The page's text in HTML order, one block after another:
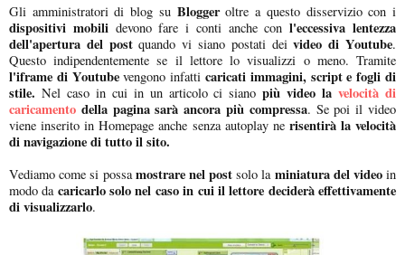
Gli amministratori di blog suBloggeroltre a questo disservizio con i
dispositivi mobilidevono fare i conti anche con l'eccessiva lentezza
dell'apertura del postquando vi siano postati deivideo di Youtube.
Questo indipendentemente se il lettore lo visualizzi o meno. Tramite
l'iframe di Youtubevengono infatticaricati immagini, script e fogli di
stile. Nel caso in cui in un articolo ci sianopiù video lavelocità di
caricamento della pagina sarà ancora più compressa. Se poi il video
viene inserito in Homepage anche senza autoplay nerisentirà la velocità
di navigazione di tutto il sito.
Vediamo come si possamostrare nel post solo la miniatura del videoin
modo dacaricarlo solo nel caso in cui il lettore deciderà effettivamente
di visualizzarlo.